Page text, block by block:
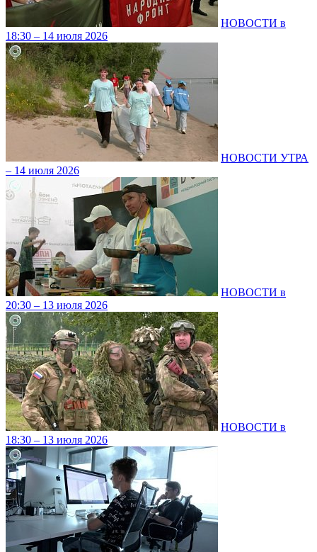
НОВОСТИ в
18:30 – 14 июля 2026
НОВОСТИ УТРА
– 14 июля 2026
НОВОСТИ в
20:30 – 13 июля 2026
НОВОСТИ в
18:30 – 13 июля 2026